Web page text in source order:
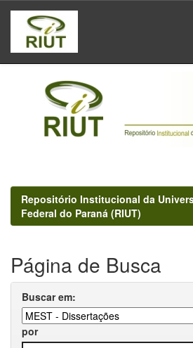
Skip
navigation
Repositório Institucional da
Federal do Paraná (RIUT)
Página de Busca
Buscar em:
por